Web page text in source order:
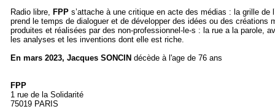
Radio libre, FPP s’attache à une critique en acte des médias : la grille de
prend le temps de dialoguer et de développer des idées ou des
produites et réalisées par des non-professionnel-le-s : la rue a la parole,
les analyses et les inventions dont elle est riche.
En mars 2023, Jacques SONCIN décède à l'age de 76 ans
FPP
1 rue de la Solidarité
75019 PARIS